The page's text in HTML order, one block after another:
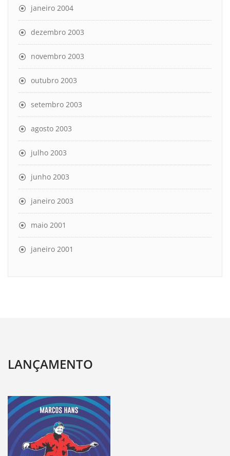
janeiro 2004
dezembro 2003
novembro 2003
outubro 2003
setembro 2003
agosto 2003
julho 2003
junho 2003
janeiro 2003
maio 2001
janeiro 2001
LANÇAMENTO